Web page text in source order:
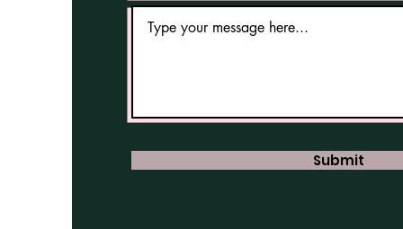
Submit